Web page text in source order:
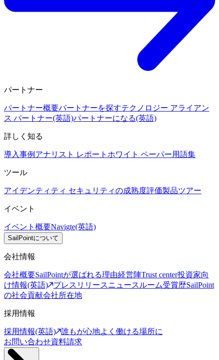
パートナー
パートナー概要パートナーを探すテクノロジー アライアン
ス パートナー(英語)パートナーになる(英語)
詳しく知る
導入事例 アナリスト レポート ホワイト ペーパー用語集
ツール
アイデンティティ セキュリティの成熟度評価製品ツアー
イベント
イベント概要Navigte(英語)
SailPointについて
会社情報
会社概要SailPointが選ばれる理由経営陣Trust center投資家向
け情報(英語)
プレスリリースニュースルーム受賞歴SailPoint
の社会貢献会社所在地
採用情報
採用情報(英語)
誰もが心地よく働ける場所に
お問い合わせ資料請求